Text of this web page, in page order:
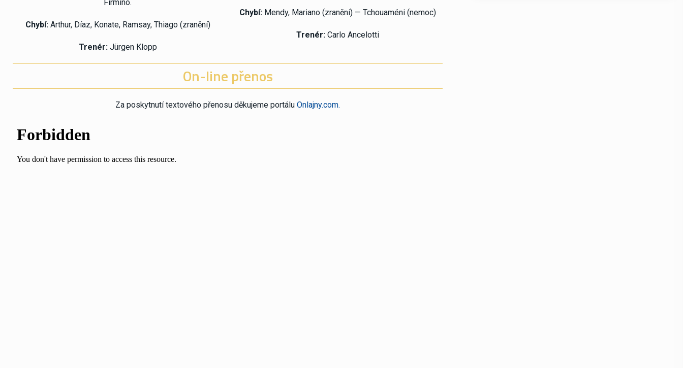
Firmino.
Chybí:Arthur, Díaz, Konate, Ramsay, Thiago (zranění)
Trenér:Jürgen Klopp
Chybí: Mendy, Mariano (zranění) — Tchouaméni (nemoc)
Trenér: Carlo Ancelotti
On-line přenos
Za poskytnutí textového přenosu děkujeme portálu Onlajny.com.